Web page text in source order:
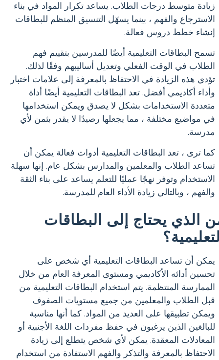
زيادة متوسط درجات الطلاب. يساعد تكرار المواد في بناء
الاسترجاع والفهم ، بينما يسهّل التنسيق المنظم للبطاقات
إنشاء خطط دروس فعالة.
تسمح البطاقات التعليمية أيضًا للمدرسين بتقييم فهم
الطلاب في الوقت الفعلي وتعديل أساليبهم وفقًا لذلك.
تؤدي هذه الزيادة في الاحتفاظ بالمعرفة إلى علامات اختبار
وأداء أكاديمي أفضل. تعد البطاقات التعليمية أيضًا أداة
متعددة الاستخدامات بشكل لا يصدق ويمكن استخدامها
في مواضيع مختلفة ، مما يجعلها رصيدًا لا يقدر بثمن لأي
مدرسة.
كما ترى ، تعد البطاقات التعليمية أدوات فعالة يمكن أن
تساعد الطلاب والمعلمين والمدارس بشكل عام. إنها سهلة
الاستخدام وتوفر نهجًا عمليًا للتعلم يساعد على بناء الثقة
والفهم ، وبالتالي زيادة الأداء العام للمدرسة.
الذي يحتاج إلى البطاقات
يمكن أن تساعد البطاقات التعليمية أي شخص على
تحسين أدائه الأكاديمي ومستوى المعرفة العام من خلال
الممارسة المنتظمة. يتم استخدام البطاقات التعليمية من
قبل الطلاب والمعلمين من جميع مستويات الصفوف
ويمكن تطبيقها على العديد من المواد. كما أنها مناسبة
للبالغين الذين يرغبون في حفظ مفردات اللغة الأجنبية أو
المعادلات المعقدة. يمكن لأي شخص يتطلع إلى زيادة
الاحتفاظ بالمعرفة والتذكر والفهم الاستفادة من استخدام